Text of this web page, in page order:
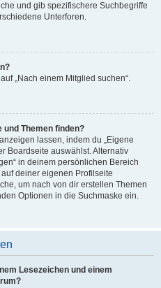
und gib spezifischere Suchbegriffe
Unterforen.
„Nach einem Mitglied suchen“.
und Themen finden?
lassen, indem du „Eigene
Boardseite auswählst. Alternativ
in deinem persönlichen Bereich
deiner eigenen Profilseite
um nach von dir erstellen Themen
Optionen in die Suchmaske ein.
Lesezeichen und einem